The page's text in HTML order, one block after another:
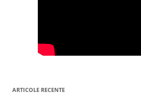
ARTICOLE RECENTE